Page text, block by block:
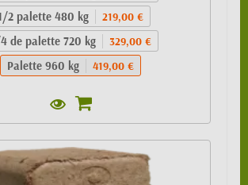
2 palette 480 kg 219,00 €
de palette 720 kg 329,00 €
Palette 960 kg 419,00 €